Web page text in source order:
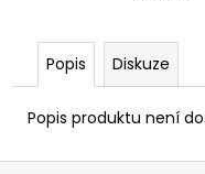
Popis Diskuze
Popis produktu není